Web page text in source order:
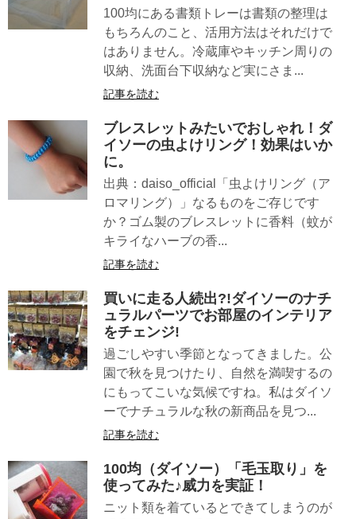
100均にある書類トレーは書類の整理は
もちろんのこと、活用方法はそれだけで
はありません。冷蔵庫やキッチン周りの
収納、洗面台下収納など実にさま...
記事を読む
ブレスレットみたいでおしゃれ！ダ
イソーの虫よけリング！効果はいか
に。
出典：daiso_official「虫よけリング（ア
ロマリング）」なるものをご存じです
か？ゴム製のブレスレットに香料（蚊が
キライなハーブの香...
記事を読む
買いに走る人続出?!ダイソーのナチ
ュラルパーツでお部屋のインテリア
をチェンジ!
過ごしやすい季節となってきました。公
園で秋を見つけたり、自然を満喫するの
にもってこいな気候ですね。私はダイソ
ーでナチュラルな秋の新商品を見つ...
記事を読む
100均（ダイソー）「毛玉取り」を
使ってみた♪威力を実証！
ニット類を着ているとできてしまうのが